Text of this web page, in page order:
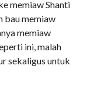
memiaw Shanti
bau memiaw
memiaw
ini, malah
sekaligus untuk